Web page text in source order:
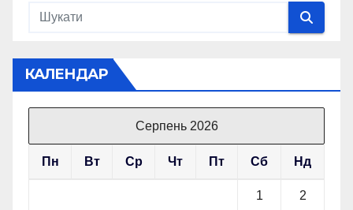
КАЛЕНДАР
Серпень 2026
Пн Вт Ср Чт Пт Сб Нд
1 2